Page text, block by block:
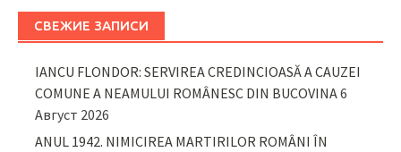
СВЕЖИЕ ЗАПИСИ
IANCU FLONDOR: SERVIREA CREDINCIOASĂ A CAUZEI
COMUNE A NEAMULUI ROMÂNESC DIN BUCOVINA6
Август 2026
ANUL 1942. NIMICIREA MARTIRILOR ROMÂNI ÎN